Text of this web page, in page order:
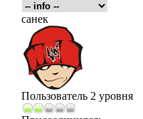
санек
Пользователь 2 уровня